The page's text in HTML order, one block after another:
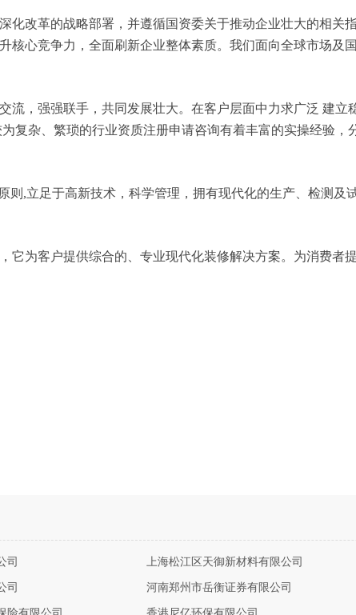
化改革的战略部署，并遵循国资委关于推动企业壮大的相关
核心竞争力，全面刷新企业整体素质。我们面向全球市场及
流，强强联手，共同发展壮大。在客户层面中力求广泛 建
复杂、繁琐的行业资质注册申请咨询有着丰富的实操经验
则,立足于高新技术，科学管理，拥有现代化的生产、检测及
它为客户提供综合的、专业现代化装修解决方案。为消费者
司 上海松江区天御新材料有限公司
司 河南郑州市岳衡证券有限公司